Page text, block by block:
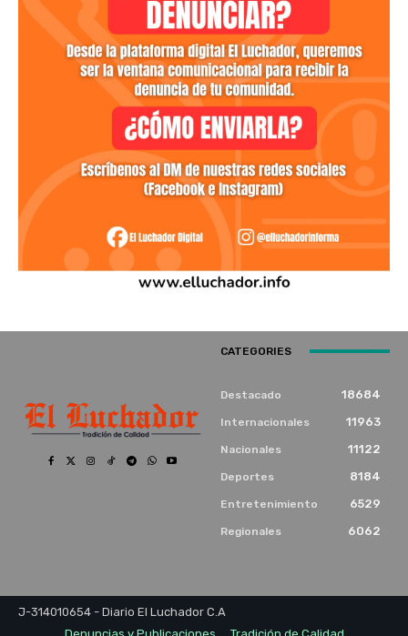
CATEGORIES
Destacado 18684
Internacionales 11963
Nacionales 11122
Deportes 8184
Entretenimiento 6529
Regionales 6062
J-314010654 - Diario El Luchador C.A